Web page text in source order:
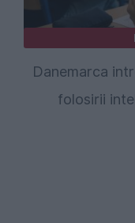
Danemarca
folosirii